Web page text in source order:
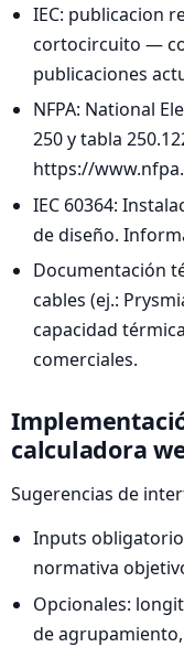
IEC: publicacion
cortocircuito —
publicaciones
NFPA: National
250 y tabla
https://
IEC 60364:
de diseño.
Documentación
cables (ej.:
capacidad
comerciales.
calculadora
Sugerencias de
Inputs
normativa
Opcionales:
de